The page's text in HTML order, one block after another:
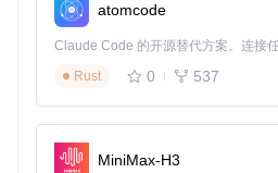
add_executable
target_include_directories
示例：
atomcode
Rust
0 537
MiniMax-H3